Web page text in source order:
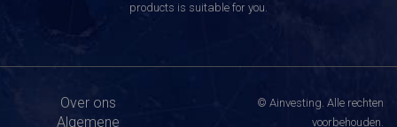
products is suitable for you.
Over ons
Algemene
© Ainvesting. Alle rechten
voorbehouden.